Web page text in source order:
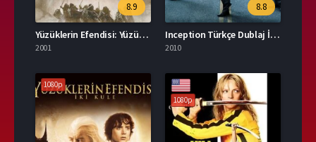
8.9
Yüzüklerin Efendisi: Yüzük Kardeşliği Türkçe Dublaj İzle
2001
8.8
Inception Türkçe Dublaj İzle
2010
1080p
1080p